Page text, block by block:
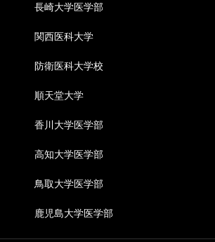
長崎大学医学部
関西医科大学
防衛医科大学校
順天堂大学
香川大学医学部
高知大学医学部
鳥取大学医学部
鹿児島大学医学部